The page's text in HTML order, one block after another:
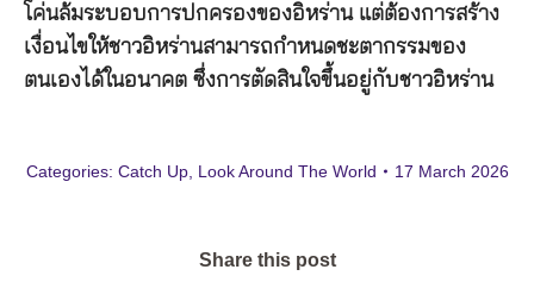
โค่นล้มระบอบการปกครองของอิหร่าน แต่ต้องการสร้าง
เงื่อนไขให้ชาวอิหร่านสามารถกำหนดชะตากรรมของ
ตนเองได้ในอนาคต ซึ่งการตัดสินใจขึ้นอยู่กับชาวอิหร่าน
Categories: Catch Up, Look Around The World 17 March 2026
Share this post